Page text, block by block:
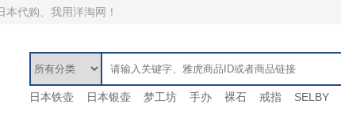
代购、我用洋淘网！
日本铁壶 日本银壶 梦工坊 手办 裸石 戒指 SELBY